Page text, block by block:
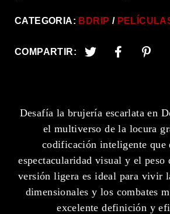
CATEGORIA: BDRIP
COMPARTIR:
Desafía la brujería escarlata en
el multiverso de la locura
codificación inteligente que
espectacularidad visual y el peso
versión ligera es ideal para vivir
dimensionales y los combates
excelente definición y